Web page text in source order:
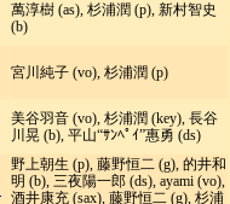
萬淳樹 (as), 杉浦潤 (p), 新村智史
(b)
宮川純子 (vo), 杉浦潤 (p)
美谷羽音 (vo), 杉浦潤 (key), 長谷
川晃 (b), 平山“ｻﾝﾍﾟｲ”惠勇 (ds)
野上朝生 (p), 藤野恒二 (g), 的井和
明 (b), 三夜陽一郎 (ds), ayami (vo),
酒井康充 (sax), 藤野恒二 (g), 杉浦